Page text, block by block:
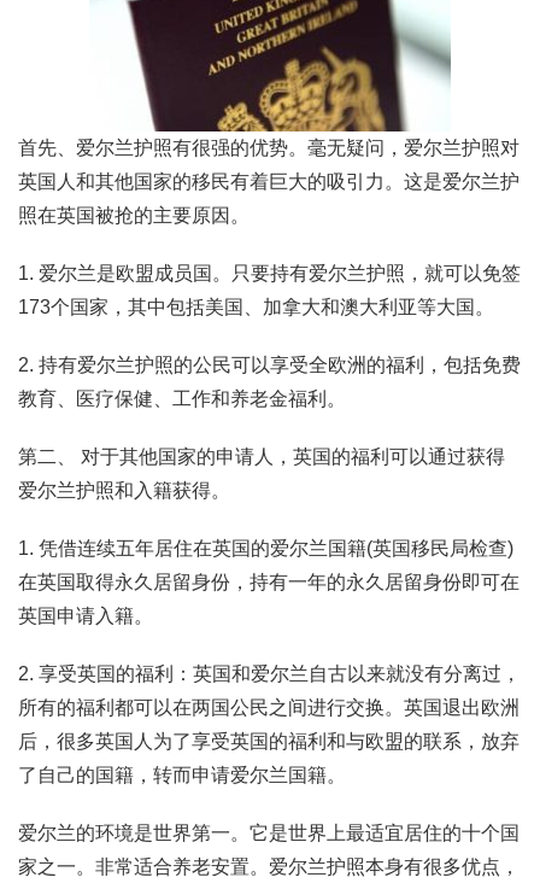
首先、爱尔兰护照有很强的优势。毫无疑问，爱尔兰护照对
英国人和其他国家的移民有着巨大的吸引力。这是爱尔兰护
照在英国被抢的主要原因。
1. 爱尔兰是欧盟成员国。只要持有爱尔兰护照，就可以免签
173个国家，其中包括美国、加拿大和澳大利亚等大国。
2. 持有爱尔兰护照的公民可以享受全欧洲的福利，包括免费
教育、医疗保健、工作和养老金福利。
第二、 对于其他国家的申请人，英国的福利可以通过获得
爱尔兰护照和入籍获得。
1. 凭借连续五年居住在英国的爱尔兰国籍(英国移民局检查)
在英国取得永久居留身份，持有一年的永久居留身份即可在
英国申请入籍。
2. 享受英国的福利：英国和爱尔兰自古以来就没有分离过，
所有的福利都可以在两国公民之间进行交换。英国退出欧洲
后，很多英国人为了享受英国的福利和与欧盟的联系，放弃
了自己的国籍，转而申请爱尔兰国籍。
爱尔兰的环境是世界第一。它是世界上最适宜居住的十个国
家之一。非常适合养老安置。爱尔兰护照本身有很多优点，